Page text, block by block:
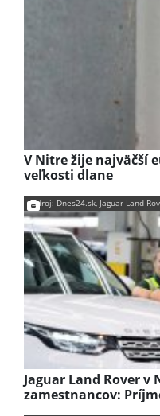
V Nitre žije najväčší
veľkosti dlane
Zdroj: Dnes24.sk, Jaguar Land
Jaguar Land Rover v
zamestnancov: